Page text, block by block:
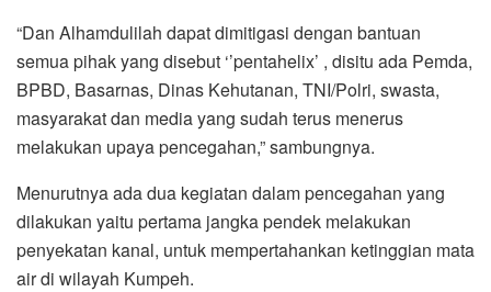
“Dan Alhamdulilah dapat dimitigasi dengan bantuan
semua pihak yang disebut ‘’pentahelix’ , disitu ada Pemda,
BPBD, Basarnas, Dinas Kehutanan, TNI/Polri, swasta,
masyarakat dan media yang sudah terus menerus
melakukan upaya pencegahan,” sambungnya.
Menurutnya ada dua kegiatan dalam pencegahan yang
dilakukan yaitu pertama jangka pendek melakukan
penyekatan kanal, untuk mempertahankan ketinggian mata
air di wilayah Kumpeh.